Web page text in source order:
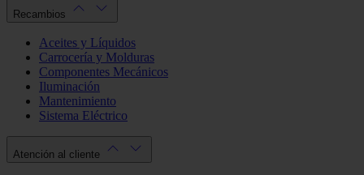
Recambios
Aceites y Líquidos
Carrocería y Molduras
Componentes Mecánicos
Iluminación
Mantenimiento
Sistema Eléctrico
Atención al cliente